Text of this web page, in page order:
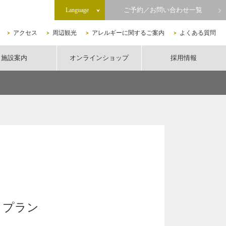
アクセス 周辺観光 アレルギーに関するご案内 よくある質問
施設案内 オンラインショップ 採用情報
Language ご予約／お問い合わせ一覧
プラン